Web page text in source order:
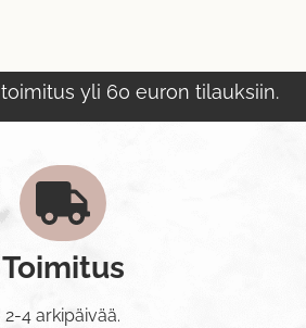
toimitus yli 60 euron tilauksiin.
Toimitus
2-4 arkipäivää.